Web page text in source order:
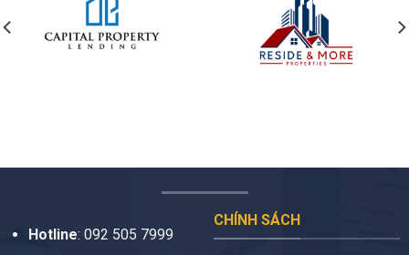
Hotline: 092 505 7999
CHÍNH SÁCH